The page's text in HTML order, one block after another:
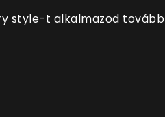
style-t alkalmazod tovább